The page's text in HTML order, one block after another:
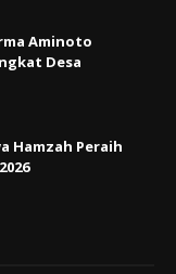
Aminoto
Desa
Hamzah Peraih